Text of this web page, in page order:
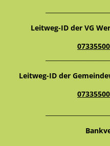
Leitweg-ID der VG
Leitweg-ID der